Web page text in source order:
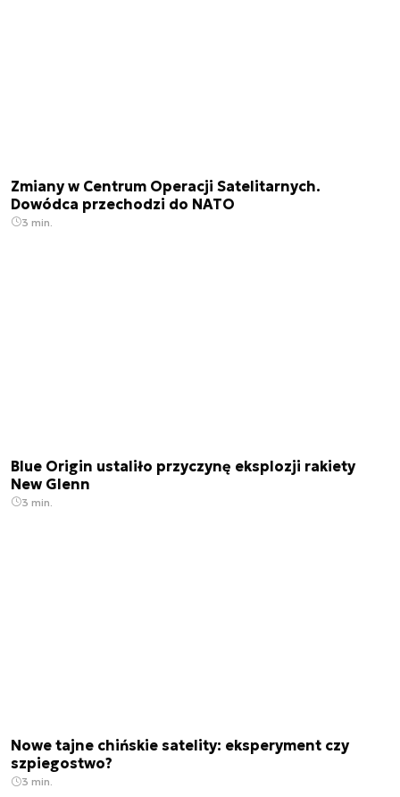
Zmiany w Centrum Operacji Satelitarnych.
Dowódca przechodzi do NATO
3 min.
Blue Origin ustaliło przyczynę eksplozji rakiety
New Glenn
3 min.
Nowe tajne chińskie satelity: eksperyment czy
szpiegostwo?
3 min.